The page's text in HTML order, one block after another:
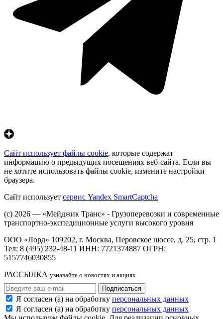
Сайт использует файлы cookie, которые содержат
информацию о предыдущих посещениях веб‑сайта. Если вы
не хотите использовать файлы cookie, измените настройки
браузера.
Сайт использует сервис Yandex SmartCaptcha
(с) 2026 ― «Мейджик Транс» - Грузоперевозки и современные
транспортно-экспедиционные услуги высокого уровня
ООО «Лорд» 109202, г. Москва, Перовское шоссе, д. 25, стр. 1
Тел: 8 (495) 232-48-11 ИНН: 7721374887 ОГРН:
5157746030855
РАССЫЛКА узнавайте о новостях и акциях
Я согласен (а) на обработку персональных данных
Я согласен (а) на обработку персональных данных